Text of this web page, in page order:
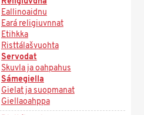
Eallinoaidnu
Eará religiuvnnat
Etihkka
Risttálašvuohta
Servodat
Skuvla ja oahpahus
Sámegiella
Gielat ja suopmanat
Giellaoahppa